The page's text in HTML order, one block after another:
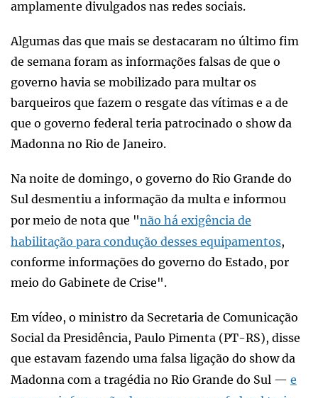
amplamente divulgados nas redes sociais.
Algumas das que mais se destacaram no último fim
de semana foram as informações falsas de que o
governo havia se mobilizado para multar os
barqueiros que fazem o resgate das vítimas e a de
que o governo federal teria patrocinado o show da
Madonna no Rio de Janeiro.
Na noite de domingo, o governo do Rio Grande do
Sul desmentiu a informação da multa e informou
por meio de nota que "não há exigência de
habilitação para condução desses equipamentos,
conforme informações do governo do Estado, por
meio do Gabinete de Crise".
Em vídeo, o ministro da Secretaria de Comunicação
Social da Presidência, Paulo Pimenta (PT-RS), disse
que estavam fazendo uma falsa ligação do show da
Madonna com a tragédia no Rio Grande do Sul — e